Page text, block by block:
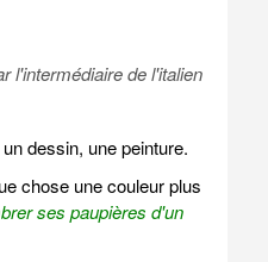
l'intermédiaire de l'italien
dessin, une peinture.
chose une couleur plus
ses paupières d'un